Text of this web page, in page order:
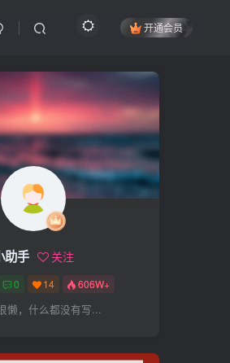
开通会员
抖音 社群
书单
信视频号
三八哥
说
比高
黑牛
感情
助手 关注
0 14 606W+
懒，什么都没有写...